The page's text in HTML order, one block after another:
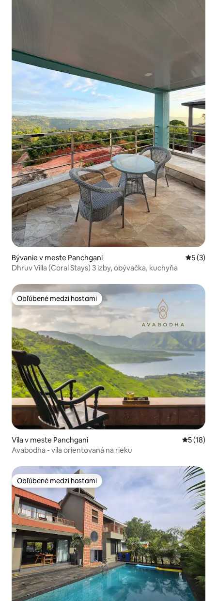
Bývanie v meste Panchgani
5 (3)
Dhruv Villa (Coral Stays) 3 izby, obývačka, kuchyňa
Obľúbené medzi hosťami
Obľúbené medzi hosťami
Vila v meste Panchgani
5 (18)
Avabodha - vila orientovaná na rieku
Obľúbené medzi hosťami
Obľúbené medzi hosťami